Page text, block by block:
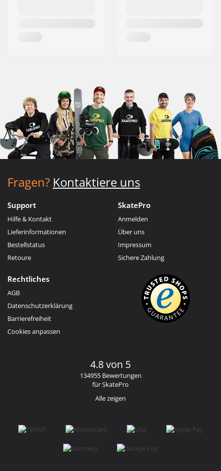
Fragen? Kontaktiere uns
Support
Hilfe & Kontakt
Lieferinformationen
Bestellstatus
Retoure
SkatePro
Anmelden
Über uns
Impressum
Sichere Zahlung
Rechtliches
AGB
Datenschutzerklärung
Barrierefreiheit
Cookies anpassen
4.8 von 5
134955 Bewertungen
für SkatePro
Alle zeigen